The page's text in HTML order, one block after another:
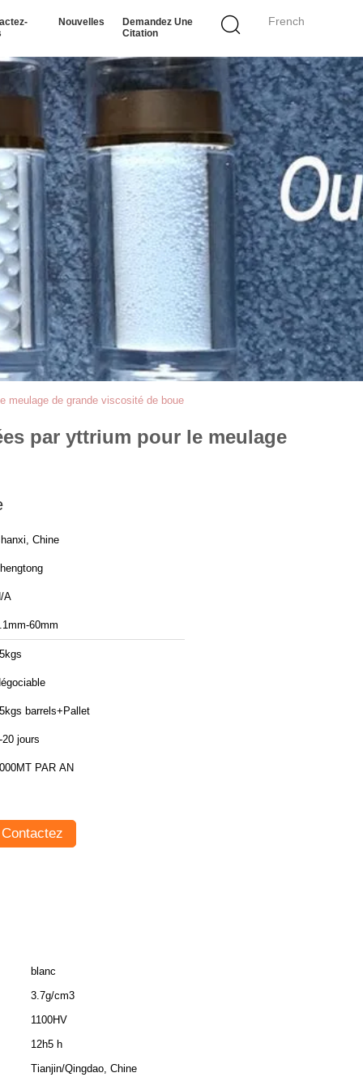
French
Nouvelles
Demandez Une
Citation
meulage de grande viscosité de boue
par yttrium pour le meulage
Chine
A
60mm
barrels+Pallet
20 jours
PAR AN
blanc
3.7g/cm3
1100HV
12h5 h
Tianjin/Qingdao, Chine